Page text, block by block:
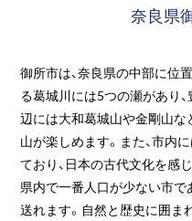
奈良県
御所市は、奈良県の中部に位
る葛城川には5つの瀬があり
辺には大和葛城山や金剛山な
山が楽しめます。また、市内
ており、日本の古代文化を感
県内で一番人口が少ない市で
送れます。自然と歴史に囲ま